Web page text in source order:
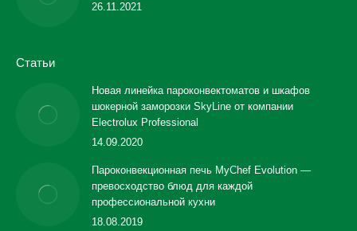
26.11.2021
Статьи
Новая линейка пароконвектоматов и шкафов
шокерной заморозки SkyLine от компании
Electrolux Professional
14.09.2020
Пароконвекционная печь MyChef Evolution —
превосходство блюд для каждой
профессиональной кухни
18.08.2019